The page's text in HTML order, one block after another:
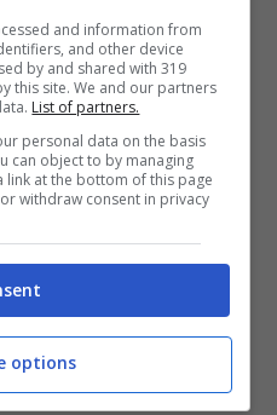
ricerca di un puzzle
troveranno quello
Nightmares+
Milioni di
dei Bitcoin
and information from
and other device
by and shared with 319
this site. We and our partners
List of partners.
personal data on the basis
can object to by managing
at the bottom of this page
withdraw consent in privacy
options